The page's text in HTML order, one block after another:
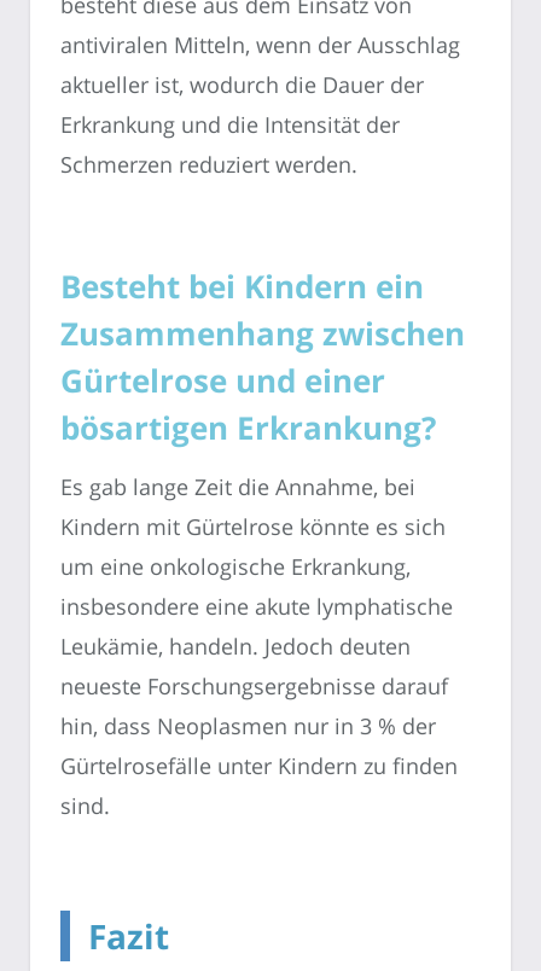
antiviralen Mitteln, wenn der Ausschlag
aktueller ist, wodurch die Dauer der
Erkrankung und die Intensität der
Schmerzen reduziert werden.
Besteht bei Kindern ein
Zusammenhang zwischen
Gürtelrose und einer
bösartigen Erkrankung?
Es gab lange Zeit die Annahme, bei
Kindern mit Gürtelrose könnte es sich
um eine onkologische Erkrankung,
insbesondere eine akute lymphatische
Leukämie, handeln. Jedoch deuten
neueste Forschungsergebnisse darauf
hin, dass Neoplasmen nur in 3 % der
Gürtelrosefälle unter Kindern zu finden
sind.
Fazit